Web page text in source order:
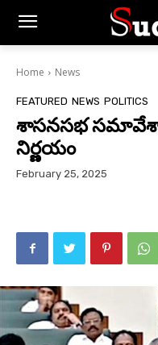
Home News
FEATURED NEWS POLITICS
శాసనసభ
నిర్ణయం
February 25, 2025